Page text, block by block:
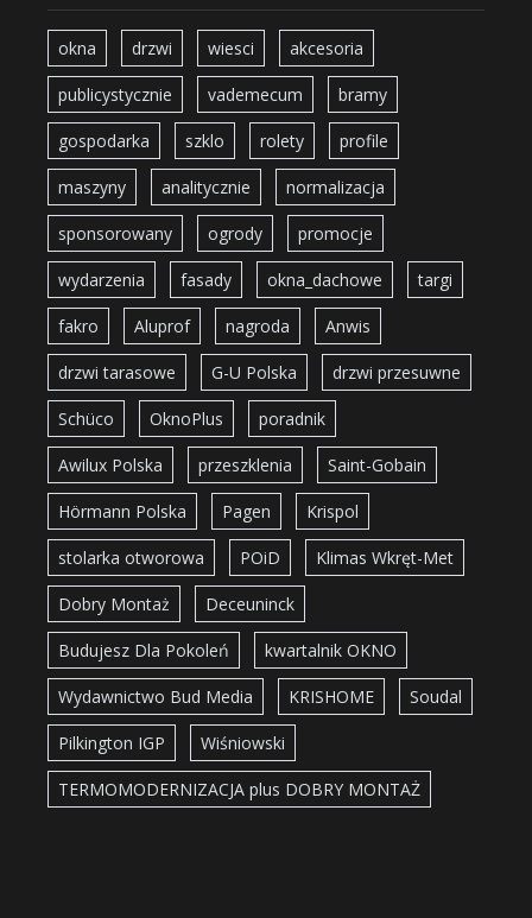
okna drzwi wiesci akcesoria
publicystycznie vademecum bramy
gospodarka szklo rolety profile
maszyny analitycznie normalizacja
sponsorowany ogrody promocje
wydarzenia fasady okna_dachowe targi
fakro Aluprof nagroda Anwis
drzwi tarasowe G-U Polska drzwi przesuwne
Schüco OknoPlus poradnik
Awilux Polska przeszklenia Saint-Gobain
Hörmann Polska Pagen Krispol
stolarka otworowa POiD Klimas Wkręt-Met
Dobry Montaż Deceuninck
Budujesz Dla Pokoleń kwartalnik OKNO
Wydawnictwo Bud Media KRISHOME Soudal
Pilkington IGP Wiśniowski
TERMOMODERNIZACJA plus DOBRY MONTAŻ